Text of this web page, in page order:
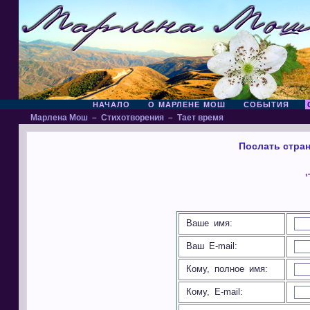
НАЧАЛО О МАРЛЕНЕ МОШ СОБЫТИЯ
Марлена Мош – Стихотворения – Тает время
Послать
Ваше имя:
Ваш E-mail:
Кому, полное имя:
Кому, E-mail: